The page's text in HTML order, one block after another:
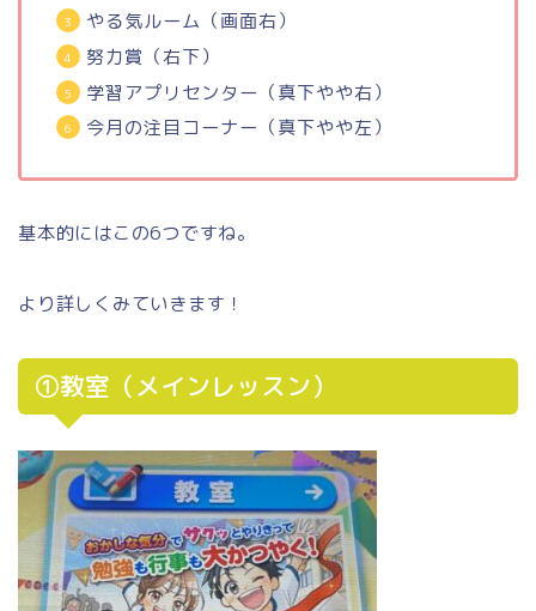
やる気ルーム（画面右）
努力賞（右下）
学習アプリセンター（真下やや右）
今月の注目コーナー（真下やや左）
基本的にはこの6つですね。
より詳しくみていきます！
①教室（メインレッスン）